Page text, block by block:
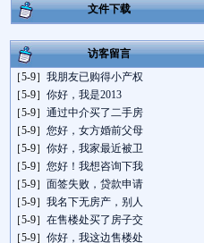
济南市经七路758号连城国际大厦A座301
室。
文件下载
访客留言
［5-9］ 我朋友已购得小产权
［5-9］ 你好，我是2013
［5-9］ 通过中介买了二手房
［5-9］ 您好，女方婚前父母
［5-9］ 你好，我家最近被卫
［5-9］ 您好！我想咨询下我
［5-9］ 面签失败，贷款申请
［5-9］ 我名下无房产，别人
［5-9］ 在售楼处买了房子交
［5-9］ 你好，我这边售楼处